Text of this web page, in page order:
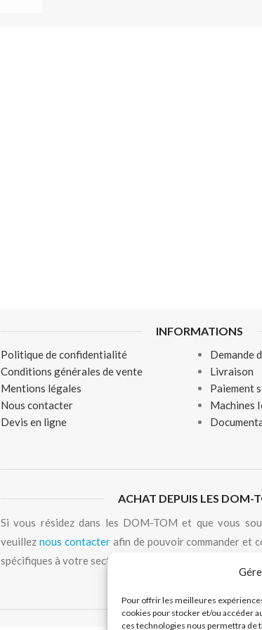
Pour offrir les meilleures
cookies pour stocker et/ou accéder
ces technologies nous permettra
INFORMATIONS
Politique de confidentialité
Conditions générales de vente
Mentions légales
Nous contacter
Devis en ligne
Demande
Livraison
Paiement
Machines
ACHAT DEPUIS LES DOM-
Si vous résidez dans les DOM-TOM et que vous
veuillez nous contacterafin de pouvoir commander et
spécifiques à votre secteur géographique.